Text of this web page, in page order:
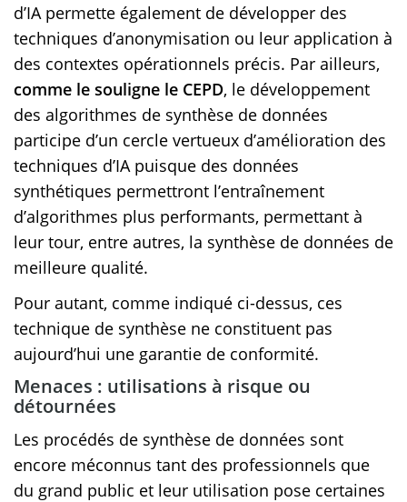
d’IA permette également de développer des
techniques d’anonymisation ou leur application à
des contextes opérationnels précis. Par ailleurs,
comme le souligne le CEPD, le développement
des algorithmes de synthèse de données
participe d’un cercle vertueux d’amélioration des
techniques d’IA puisque des données
synthétiques permettront l’entraînement
d’algorithmes plus performants, permettant à
leur tour, entre autres, la synthèse de données de
meilleure qualité.
Pour autant, comme indiqué ci-dessus, ces
technique de synthèse ne constituent pas
aujourd’hui une garantie de conformité.
Menaces : utilisations à risque ou
détournées
Les procédés de synthèse de données sont
encore méconnus tant des professionnels que
du grand public et leur utilisation pose certaines